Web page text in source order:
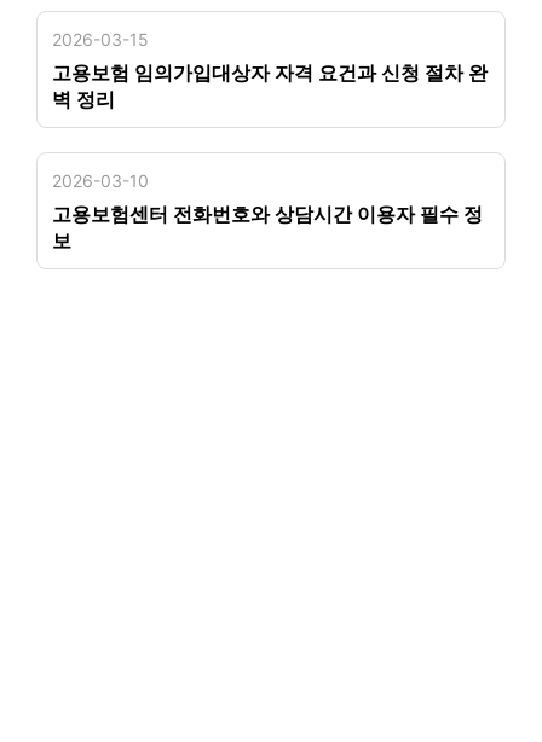
2026-03-15
고용보험 임의가입대상자 자격 요건과 신청 절차 완
벽 정리
2026-03-10
고용보험센터 전화번호와 상담시간 이용자 필수 정
보